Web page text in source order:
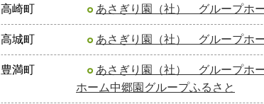
高崎町 あさぎり園（社） グループホ
高城町 あさぎり園（社） グループホ
豊満町
あさぎり園（社） グループホ
ホーム中郷園グループふるさと